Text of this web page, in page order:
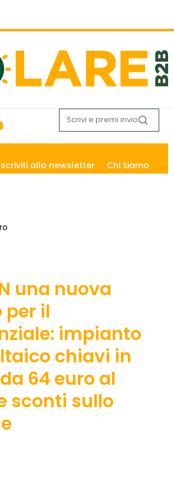
alla newsletter Chi Siamo
una nuova
per il
impianto
chiavi in
64 euro al
sconti sullo